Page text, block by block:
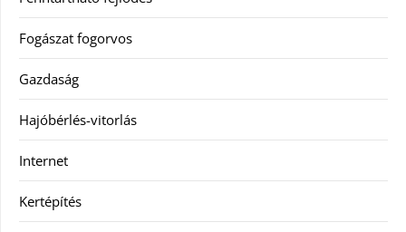
Fogászat fogorvos
Gazdaság
Hajóbérlés-vitorlás
Internet
Kertépítés